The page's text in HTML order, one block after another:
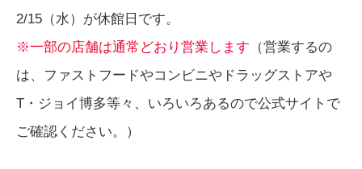
2/15（水）が休館日です。
※一部の店舗は通常どおり営業しま す （営業するの
は、ファストフードやコンビニやドラッグストアや
T・ジョイ博多等々、いろいろあるので公式サイトで
ご確認ください。）